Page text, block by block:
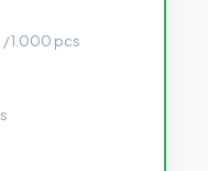
/ 1.000 pcs